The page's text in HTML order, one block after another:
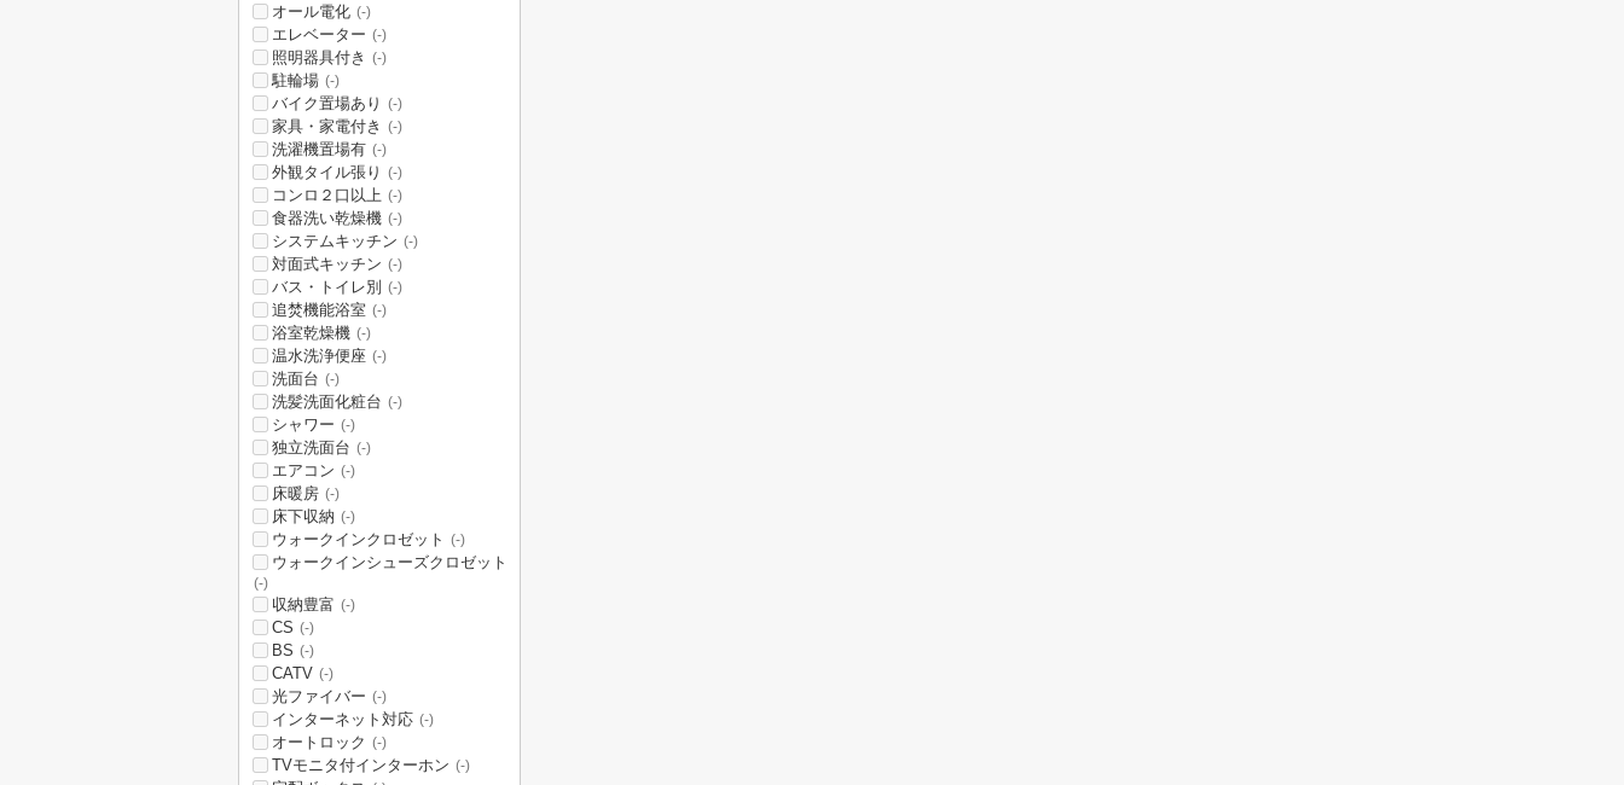
オール電化 (-)
エレベーター (-)
照明器具付き (-)
駐輪場 (-)
バイク置場あり (-)
家具・家電付き (-)
洗濯機置場有 (-)
外観タイル張り (-)
コンロ２口以上 (-)
食器洗い乾燥機 (-)
システムキッチン (-)
対面式キッチン (-)
バス・トイレ別 (-)
追焚機能浴室 (-)
浴室乾燥機 (-)
温水洗浄便座 (-)
洗面台 (-)
洗髪洗面化粧台 (-)
シャワー (-)
独立洗面台 (-)
エアコン (-)
床暖房 (-)
床下収納 (-)
ウォークインクロゼット (-)
ウォークインシューズクロゼット
(-)
収納豊富 (-)
CS (-)
BS (-)
CATV (-)
光ファイバー (-)
インターネット対応 (-)
オートロック (-)
TVモニタ付インターホン (-)